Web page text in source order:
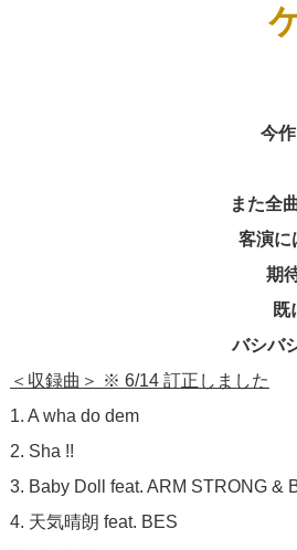
今
また全
客演に
期
既
バシバ
＜収録曲＞ ※ 6/14 訂正しました
1. A wha do dem
2. Sha !!
3. Baby Doll feat. ARM STRONG &
4. 天気晴朗 feat. BES